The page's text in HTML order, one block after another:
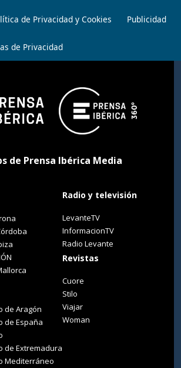
de Privacidad y Cookies Publicidad
de Privacidad
de Prensa Ibérica Media
de Aragón
de España
de Extremadura
Mediterráneo
Radio y televisión
LevanteTV
InformacionTV
Radio Levante
Revistas
Cuore
Stilo
Viajar
Woman